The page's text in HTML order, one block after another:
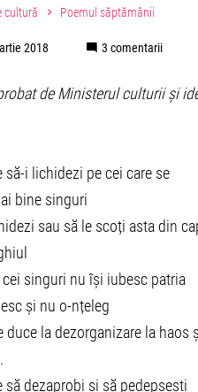
cultură Poemul săptămânii
2018 3 comentarii
de Ministerul culturii și
să-i lichidezi pe cei care se
bine singuri
sau să le scoți asta din
singuri nu își iubesc patria
și nu o-nțeleg
duce la dezorganizare la haos
să dezaprobi și să pedepsești